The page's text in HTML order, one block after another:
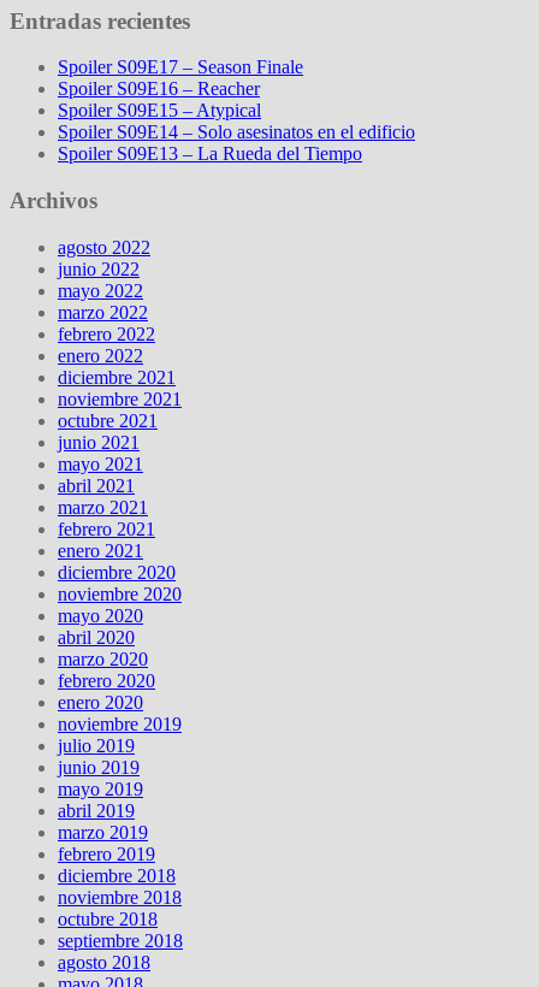
Entradas recientes
Spoiler S09E17 – Season Finale
Spoiler S09E16 – Reacher
Spoiler S09E15 – Atypical
Spoiler S09E14 – Solo asesinatos en el edificio
Spoiler S09E13 – La Rueda del Tiempo
Archivos
agosto 2022
junio 2022
mayo 2022
marzo 2022
febrero 2022
enero 2022
diciembre 2021
noviembre 2021
octubre 2021
junio 2021
mayo 2021
abril 2021
marzo 2021
febrero 2021
enero 2021
diciembre 2020
noviembre 2020
mayo 2020
abril 2020
marzo 2020
febrero 2020
enero 2020
noviembre 2019
julio 2019
junio 2019
mayo 2019
abril 2019
marzo 2019
febrero 2019
diciembre 2018
noviembre 2018
octubre 2018
septiembre 2018
agosto 2018